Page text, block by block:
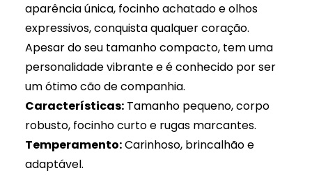
aparência única, focinho achatado e olhos
expressivos, conquista qualquer coração.
Apesar do seu tamanho compacto, tem uma
personalidade vibrante e é conhecido por ser
um ótimo cão de companhia.
Características:Tamanho pequeno, corpo
robusto, focinho curto e rugas marcantes.
Temperamento:Carinhoso, brincalhão e
adaptável.